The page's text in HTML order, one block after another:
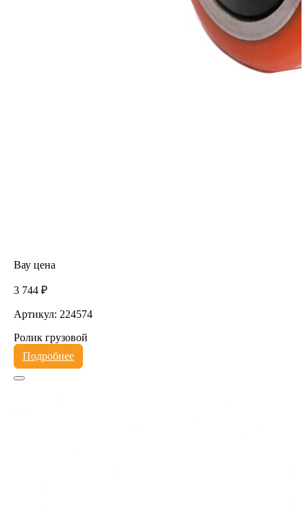
Вау цена
3 744 ₽
Артикул: 224574
Ролик грузовой
Подробнее